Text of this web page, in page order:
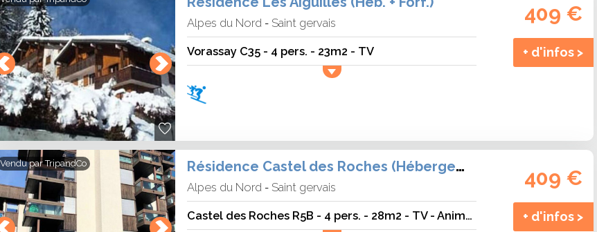
à Saint Gervais Mont-
de garantir la disponibilité des
comprises dans la formule et
anticipation garantit un séjour
Alpes du Nord - Saint gervais
Vorassay C35 - 4 pers. - 23m2 - TV
409 €
+ d'infos >
Vendu parTripandCo Résidence Castel des Roches (Hébergement + Forf.)
Alpes du Nord - Saint gervais
Castel des Roches R5B - 4 pers. - 28m2 - TV - Animaux admis
409 €
+ d'infos >